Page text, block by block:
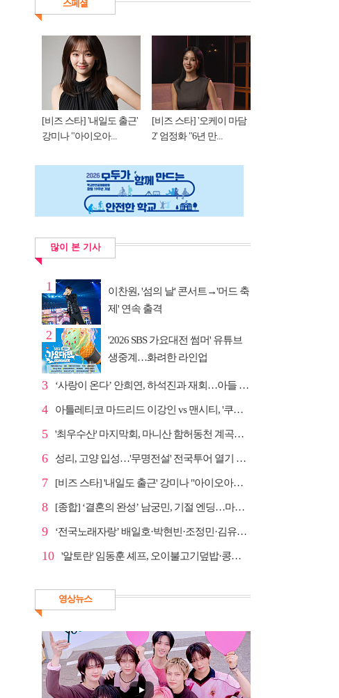
스페셜
[비즈 스타] '내일도 출근'
강미나 "아이오아...
[비즈 스타] '오케이 마담
2' 엄정화 "6년 만...
많이 본 기사
1
이찬원, '섬의 날' 콘서트→'머드 축
제' 연속 출격
2
'2026 SBS 가요대전 썸머' 유튜브
생중계…화려한 라인업
3 ‘사랑이 온다’ 안희연, 하석진과 재회…아들 비밀 밝혀...
4 아틀레티코 마드리드 이강인 vs 맨시티, '쿠플 시리즈'...
5 '최우수산' 마지막회, 마니산 함허동천 계곡→참성단 등반
6 성리, 고양 입성…'무명전설' 전국투어 열기 지속
7 [비즈 스타] '내일도 출근' 강미나 "아이오아이 불화설...
8 [종합] ‘결혼의 완성’ 남궁민, 기절 엔딩…마지막회 예...
9 ‘전국노래자랑’ 배일호·박현빈·조정민·김유라·미스김, ...
10 '알토란' 임동훈 셰프, 오이불고기덮밥·콩물가지냉국 ...
영상뉴스